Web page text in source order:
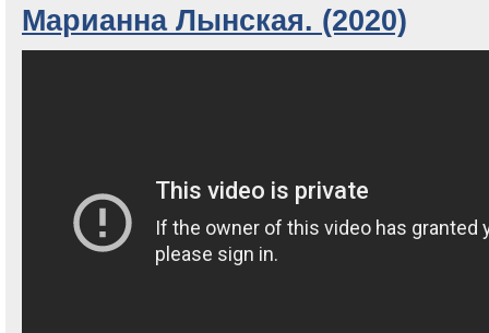
Марианна Лынская. (2020)